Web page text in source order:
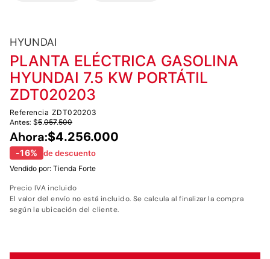
HYUNDAI
PLANTA ELÉCTRICA GASOLINA
HYUNDAI 7.5 KW PORTÁTIL
ZDT020203
Referencia ZDT020203
Antes: $5.057.500
Ahora:$4.256.000
-16% de descuento
Vendido por: Tienda Forte
Precio IVA incluido
El valor del envío no está incluido. Se calcula al finalizar la compra
según la ubicación del cliente.
8.
motoazada
9.
motobombas diesel
10. motosierra